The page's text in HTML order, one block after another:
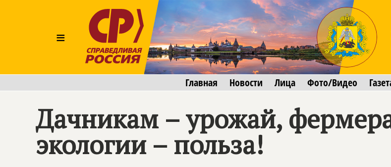
≡
Главная Новости Лица Фото/Видео
Дачникам – урожай,
экологии – польза!